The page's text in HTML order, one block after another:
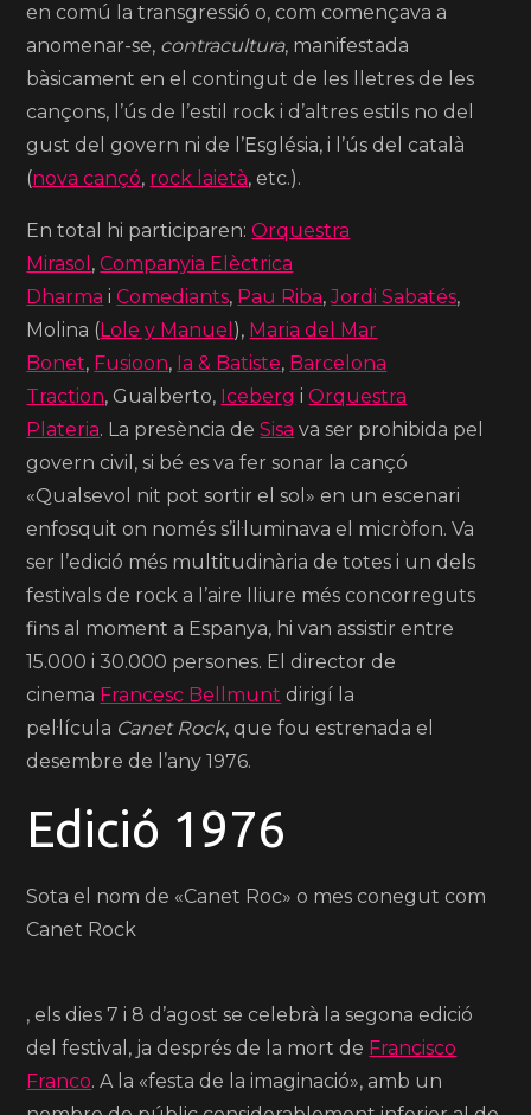
en comú la transgressió o, com començava a
anomenar-se, contracultura, manifestada
bàsicament en el contingut de les lletres de les
cançons, l’ús de l’estil rock i d’altres estils no del
gust del govern ni de l’Església, i l’ús del català
(nova cançó, rock laietà, etc.).
En total hi participaren:Orquestra
Mirasol ,Companyia Elèctrica
Dharma iComediants, Pau Riba,Jordi Sabatés,
Molina ( Lole y Manuel ), Maria del Mar
Bonet, Fusioon, Ia & Batiste, Barcelona
Traction, Gualberto, Iceberg iOrquestra
Plateria. La presència deSisa va ser prohibida pel
govern civil, si bé es va fer sonar la cançó
«Qualsevol nit pot sortir el sol» en un escenari
enfosquit on només s’il·luminava el micròfon. Va
ser l’edició més multitudinària de totes i un dels
festivals de rock a l’aire lliure més concorreguts
fins al moment a Espanya, hi van assistir entre
15.000 i 30.000 persones. El director de
cinema Francesc Bellmunt dirigí la
pel·lícula Canet Rock, que fou estrenada el
desembre de l’any 1976.
Edició 1976
Sota el nom de «Canet Roc» o mes conegut com
Canet Rock
, els dies 7 i 8 d’agost se celebrà la segona edició
del festival, ja després de la mort de Francisco
Franco. A la «festa de la imaginació», amb un